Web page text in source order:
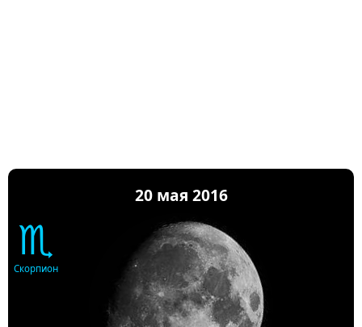
20 мая 2016
♏
Скорпион